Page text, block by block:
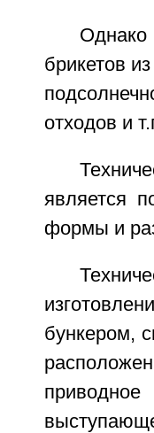
брикетов
отходов и
является
формы и
бункером,